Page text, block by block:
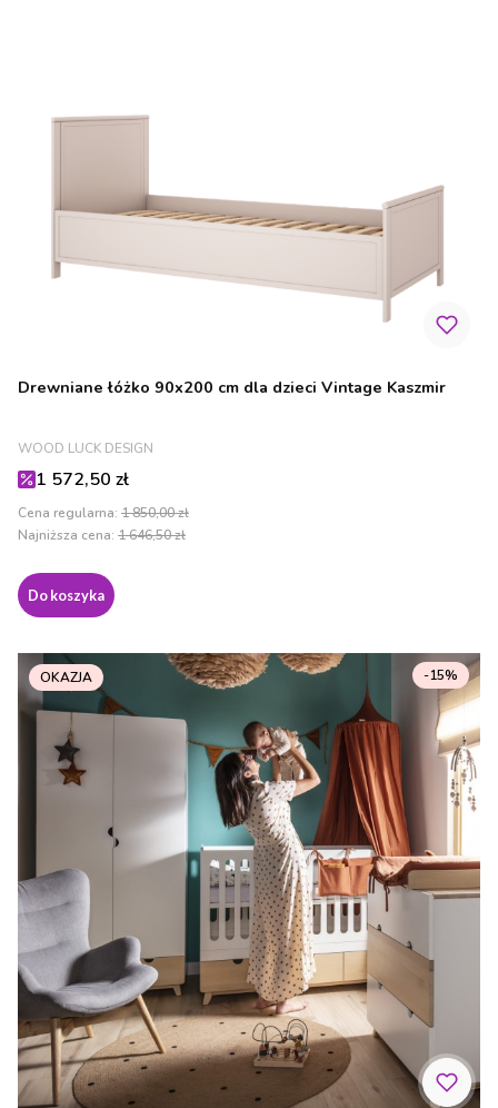
Drewniane łóżko 90x200 cm dla dzieci Vintage Kaszmir
PRODUCENT
WOOD LUCK DESIGN
Cena promocyjna
1 572,50 zł
Cena regularna: 1 850,00 zł
Najniższa cena: 1 646,50 zł
Do koszyka
OKAZJA -15%